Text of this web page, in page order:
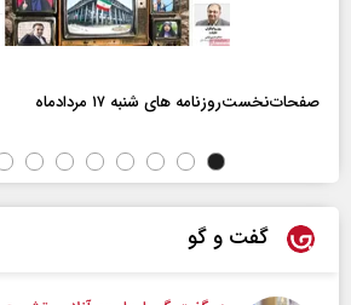
صفحات‌نخست‌روزنامه ها‌ی شنبه ۱۷ مردادماه
گفت و گو